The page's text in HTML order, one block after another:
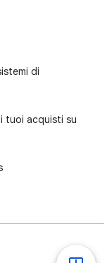
di
tuoi acquisti su